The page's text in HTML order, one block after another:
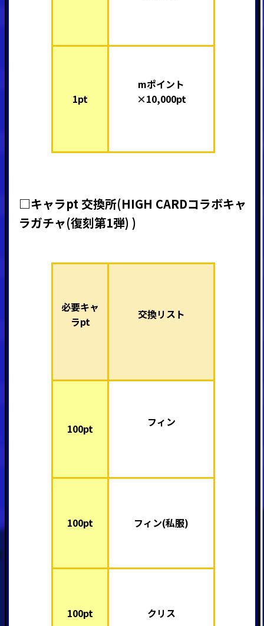
1pt
mポイント
×10,000pt
□キャラpt 交換所(HIGH CARDコラボキャ
ラガチャ(復刻第1弾) )
必要キャ
ラpt
交換リスト
100pt フィン
100pt フィン(私服)
100pt クリス